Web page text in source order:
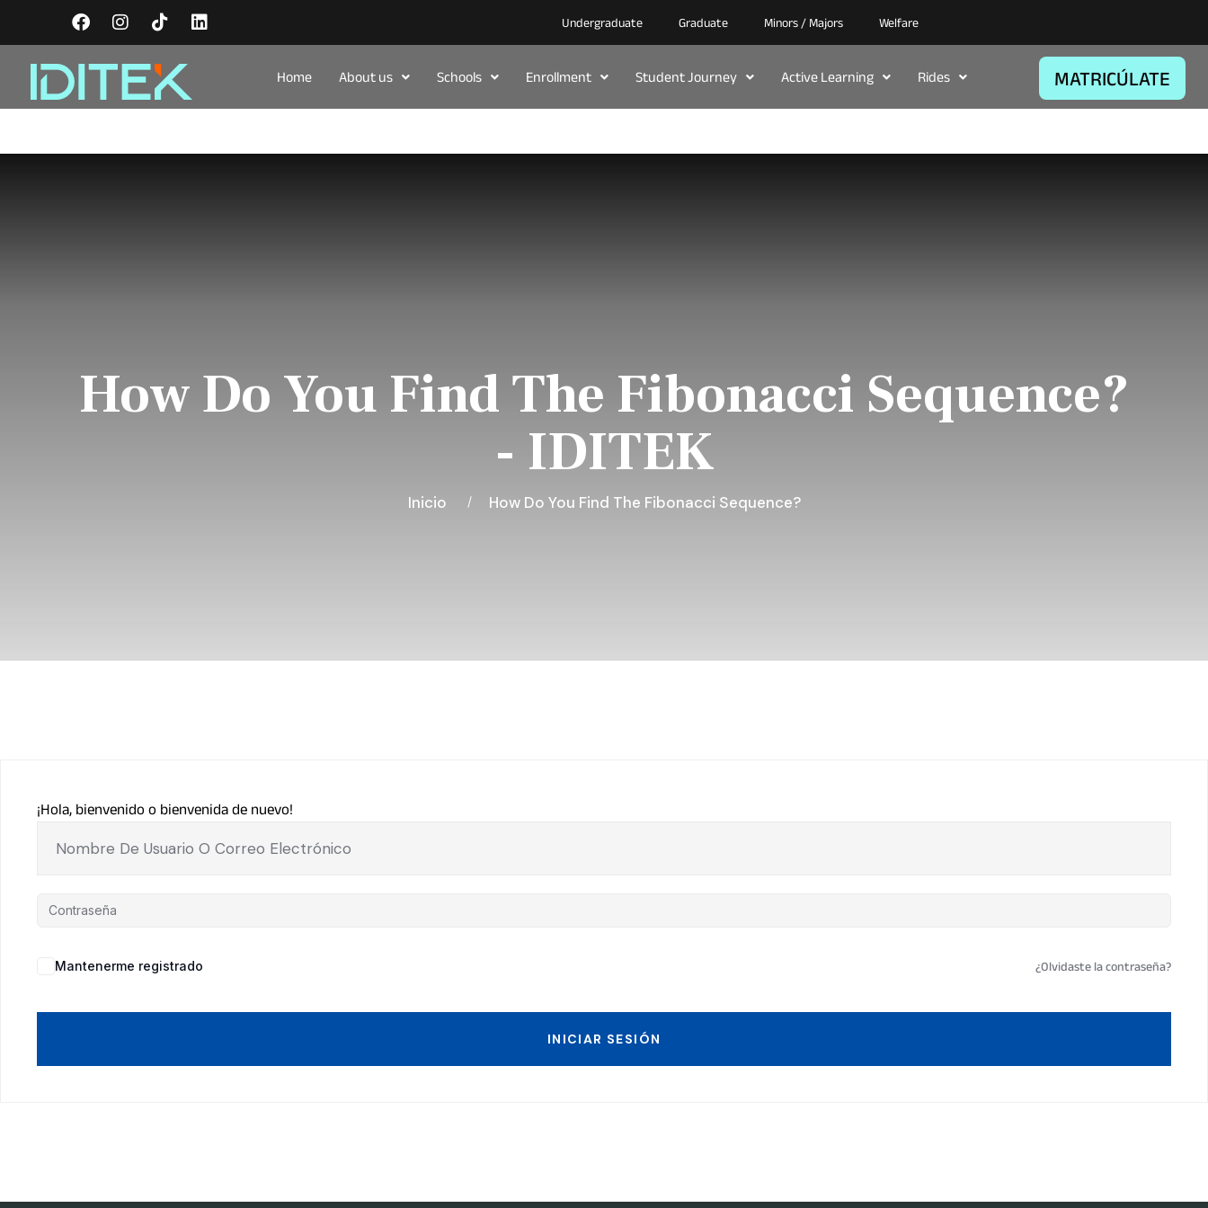
Undergraduate Graduate Minors / Majors Welfare
Home About us Schools Enrollment Student Journey Active Learning Rides MATRICÚLATE
How Do You Find The Fibonacci Sequence?
- IDITEK
Inicio How Do You Find The Fibonacci Sequence?
¡Hola, bienvenido o bienvenida de nuevo!
Mantenerme registrado ¿Olvidaste la contraseña?
INICIAR SESIÓN